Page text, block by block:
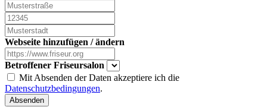
Webseite hinzufügen / ändern
Betroffener Friseursalon
Mit Absenden der Daten akzeptiere ich die
Datenschutzbedingungen.
Absenden